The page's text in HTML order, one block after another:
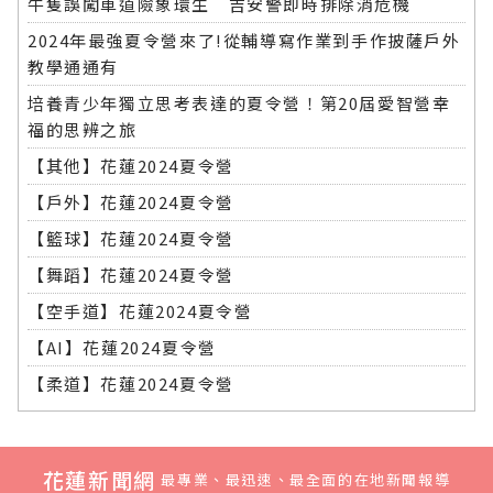
2024年最強夏令營來了!從輔導寫作業到手作披薩戶外
教學通通有
培養青少年獨立思考表達的夏令營！第20屆愛智營幸
福的思辨之旅
【其他】花蓮2024夏令營
【戶外】花蓮2024夏令營
【籃球】花蓮2024夏令營
【舞蹈】花蓮2024夏令營
【空手道】花蓮2024夏令營
【AI】花蓮2024夏令營
【柔道】花蓮2024夏令營
花蓮新聞網 最專業、最迅速、最全面的在地新聞報導